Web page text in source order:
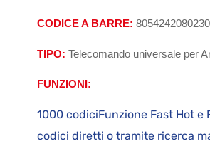
CODICE A BARRE:8054242080230
TIPO: Telecomando universale per
FUNZIONI:
1000 codiciFunzione Fast Hot e
codici diretti o tramite ricerca